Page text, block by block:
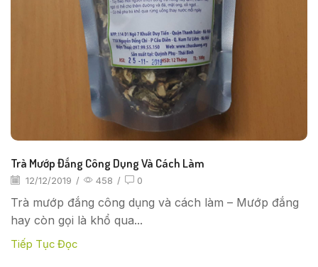
Trà Mướp Đắng Công Dụng Và Cách Làm
12/12/2019 / 458 / 0
Trà mướp đắng công dụng và cách làm – Mướp đắng
hay còn gọi là khổ qua...
Tiếp Tục Đọc